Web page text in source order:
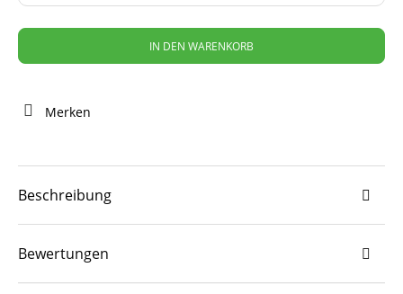
IN DEN WARENKORB
Merken
Beschreibung
Bewertungen